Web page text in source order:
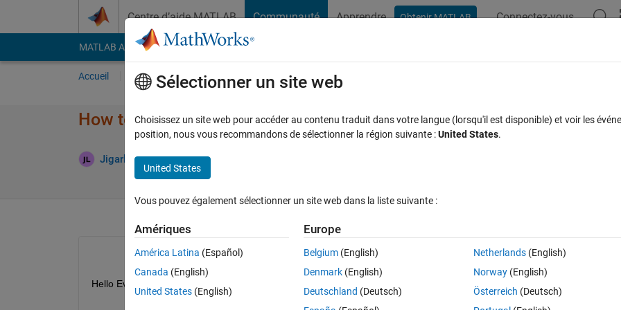
Centre d’aide MATLAB Communauté Apprendre Obtenir MATLAB Connectez-vous
MATLAB Answers File Exchange Cody
Accueil Poser une question Parcourir
How to estimate SoC for using kalman filter (Simscape Battery)
Jigarkumar 21 Mai 2023
Hello Everyone,
Sélectionner un site web
Choisissez un site web pour accéder au contenu traduit dans votre langue (lorsqu'il est disponible) et voir les
position, nous vous recommandons de sélectionner la région suivante :United States.
United States
Vous pouvez également sélectionner un site web dans la liste suivante :
Amériques
América Latina (Español)
Canada (English)
United States (English)
Europe
Belgium (English)
Denmark (English)
Deutschland (Deutsch)
Netherlands(English)
Norway(English)
Österreich (Deutsch)